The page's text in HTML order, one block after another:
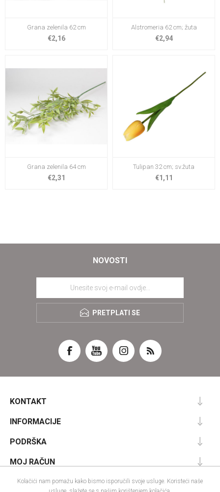
Grana zelenila 62 cm
€2,16
Alstromeria 62 cm; žuta
€2,94
Grana zelenila 64 cm
€2,31
Tulipan 32 cm; sv.žuta
€1,11
NOVOSTI
PRETPLATI SE
KONTAKT
INFORMACIJE
PODRŠKA
MOJ RAČUN
Kolačići nam pomažu kako bismo isporučili svoje usluge. Koristeći naše